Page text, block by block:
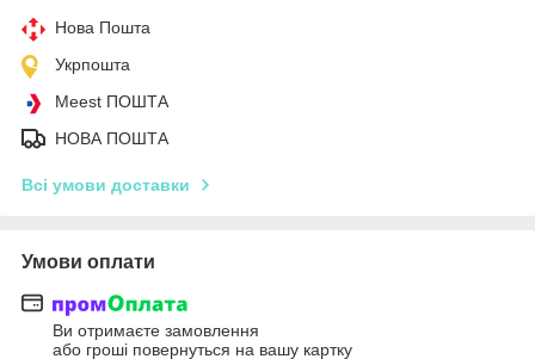
Нова Пошта
Укрпошта
Meest ПОШТА
НОВА ПОШТА
Всі умови доставки
Умови оплати
Ви отримаєте замовлення
або гроші повернуться на вашу картку